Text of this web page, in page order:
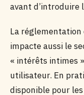
avant d’introduire
La
impacte aussi le
« intérêts intimes
utilisateur. En
disponible pour